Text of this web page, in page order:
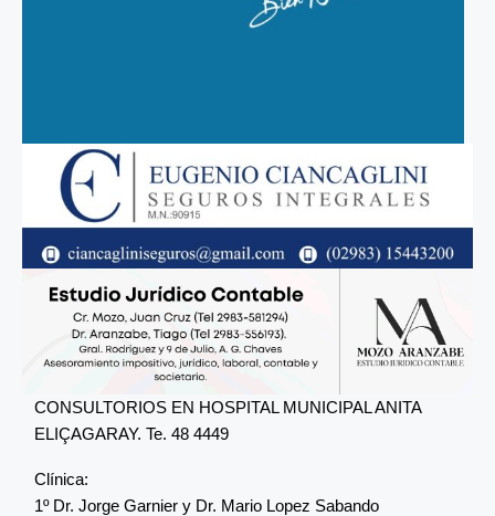
CONSULTORIOS EN HOSPITAL MUNICIPAL ANITA
ELIÇAGARAY. Te. 48 4449
Clínica:
1º Dr. Jorge Garnier y Dr. Mario Lopez Sabando